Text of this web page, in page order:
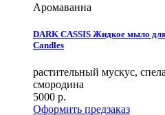
Аромаванна
DARK CASSIS Жидкое мыло
Candles
растительный мускус,
смородина
5000 р.
Оформить предзаказ